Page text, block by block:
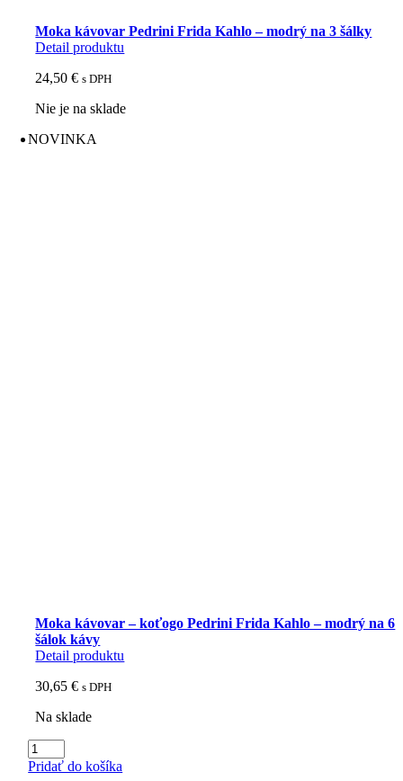
Moka kávovar Pedrini Frida Kahlo – modrý na 3 šálky
Detail produktu
24,50€ s DPH
Nie je na sklade
NOVINKA
Moka kávovar – koťogo Pedrini Frida Kahlo – modrý na 6
šálok kávy
Detail produktu
30,65€ s DPH
Na sklade
množstvo
Moka
Pridať do košíka